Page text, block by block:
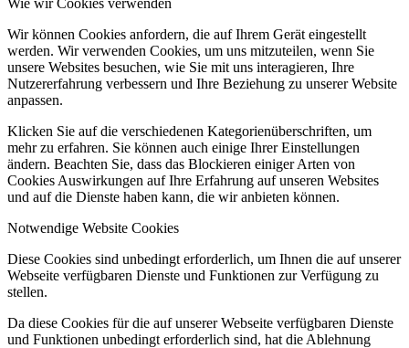
Wie wir Cookies verwenden
Wir können Cookies anfordern, die auf Ihrem Gerät eingestellt
werden. Wir verwenden Cookies, um uns mitzuteilen, wenn Sie
unsere Websites besuchen, wie Sie mit uns interagieren, Ihre
Nutzererfahrung verbessern und Ihre Beziehung zu unserer Website
anpassen.
Klicken Sie auf die verschiedenen Kategorienüberschriften, um
mehr zu erfahren. Sie können auch einige Ihrer Einstellungen
ändern. Beachten Sie, dass das Blockieren einiger Arten von
Cookies Auswirkungen auf Ihre Erfahrung auf unseren Websites
und auf die Dienste haben kann, die wir anbieten können.
Notwendige Website Cookies
Diese Cookies sind unbedingt erforderlich, um Ihnen die auf unserer
Webseite verfügbaren Dienste und Funktionen zur Verfügung zu
stellen.
Da diese Cookies für die auf unserer Webseite verfügbaren Dienste
und Funktionen unbedingt erforderlich sind, hat die Ablehnung